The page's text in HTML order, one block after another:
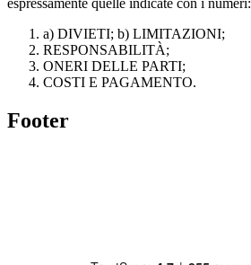
a) DIVIETI; b) LIMITAZIONI;
RESPONSABILITÀ;
ONERI DELLE PARTI;
COSTI E PAGAMENTO.
Footer